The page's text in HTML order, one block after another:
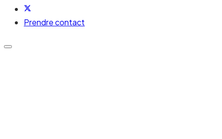
Prendre contact